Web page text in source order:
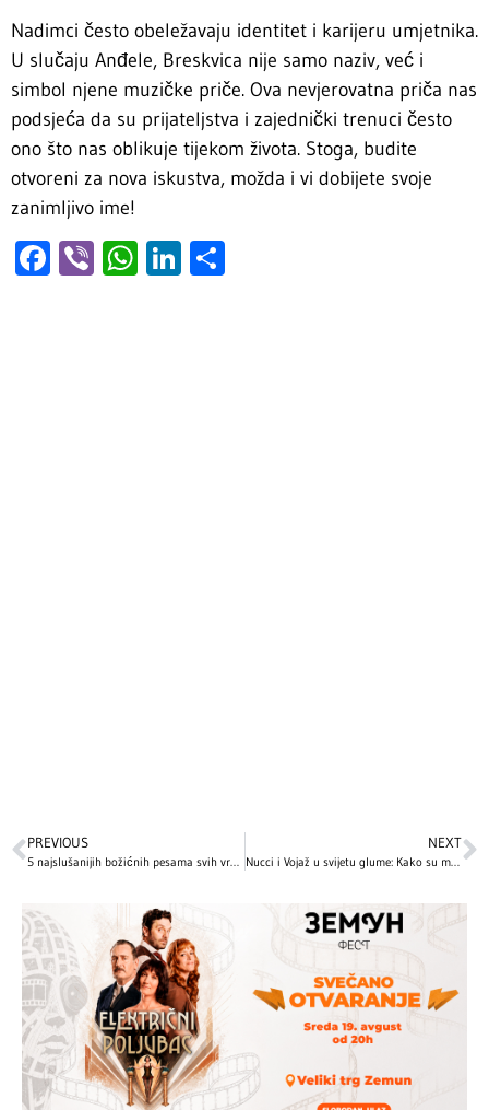
Nadimci često obeležavaju identitet i karijeru umjetnika.
U slučaju Anđele, Breskvica nije samo naziv, već i
simbol njene muzičke priče. Ova nevjerovatna priča nas
podsjeća da su prijateljstva i zajednički trenuci često
ono što nas oblikuje tijekom života. Stoga, budite
otvoreni za nova iskustva, možda i vi dobijete svoje
zanimljivo ime!
Facebook
ViberWhatsApp
LinkedIn
PREVIOUS
5 najslušanijih božićnih pesama svih vremena: Ovo su hitovi bez kojih ne možemo da zamislimo praznične dane
NEXT
Nucci i Vojaž u svijetu glume: Kako su muzičke zvijezde osvojile male ekrane